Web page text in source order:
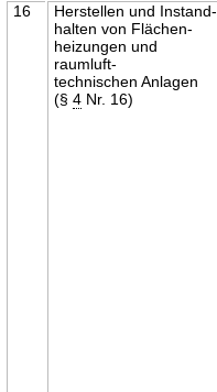
16
Herstellen und Instand-
halten von Flächen-
heizungen und
raumluft-
technischen Anlagen
(§4 Nr. 16)